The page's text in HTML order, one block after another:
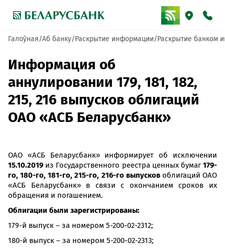
Галоўная Аб банку Раскрытие информации Раскрытие банком
Информация об
аннулировании 179, 181, 182,
215, 216 выпусков облигаций
ОАО «АСБ Беларусбанк»
ОАО «АСБ Беларусбанк» информирует об исключении
15.10.2019 из Государственного реестра ценных бумаг179-
го, 180-го, 181-го, 215-го, 216-го выпусковоблигаций ОАО
«АСБ Беларусбанк» в связи с окончанием сроков их
обращения и погашением.
Облигации были зарегистрированы:
179-й выпуск – за номером 5-200-02-2312;
180-й выпуск – за номером 5-200-02-2313;